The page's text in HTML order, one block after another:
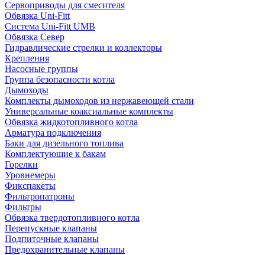
Сервоприводы для смесителя
Обвязка Uni-Fitt
Система Uni-Fitt UMB
Обвязка Север
Гидравлические стрелки и коллекторы
Крепления
Насосные группы
Группа безопасности котла
Дымоходы
Комплекты дымоходов из нержавеющей стали
Универсальные коаксиальные комплекты
Обвязка жидкотопливного котла
Арматура подключения
Баки для дизельного топлива
Комплектующие к бакам
Горелки
Уровнемеры
Фикспакеты
Фильтропатроны
Фильтры
Обвязка твердотопливного котла
Перепускные клапаны
Подпиточные клапаны
Предохранительные клапаны